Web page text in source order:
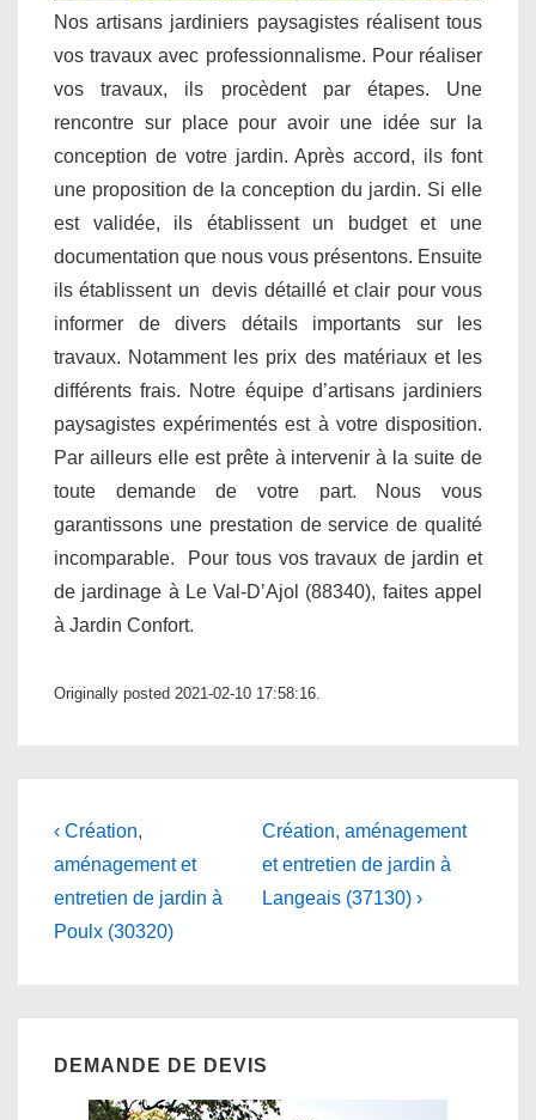
Nos artisans jardiniers paysagistes réalisent tous
vos travaux avec professionnalisme. Pour réaliser
vos travaux, ils procèdent par étapes. Une
rencontre sur place pour avoir une idée sur la
conception de votre jardin. Après accord, ils font
une proposition de la conception du jardin. Si elle
est validée, ils établissent un budget et une
documentation que nous vous présentons. Ensuite
ils établissent un devis détaillé et clair pour vous
informer de divers détails importants sur les
travaux. Notamment les prix des matériaux et les
différents frais. Notre équipe d’artisans jardiniers
paysagistes expérimentés est à votre disposition.
Par ailleurs elle est prête à intervenir à la suite de
toute demande de votre part. Nous vous
garantissons une prestation de service de qualité
incomparable. Pour tous vos travaux de jardin et
de jardinage à Le Val-D’Ajol (88340), faites appel
à Jardin Confort.
Originally posted 2021-02-10 17:58:16.
Navigation
de
l’article
Previous
Post
is
‹ Création,
aménagement et
entretien de jardin à
Poulx (30320)
Next
Post
is
Création, aménagement
et entretien de jardin à
Langeais (37130) ›
DEMANDE DE DEVIS